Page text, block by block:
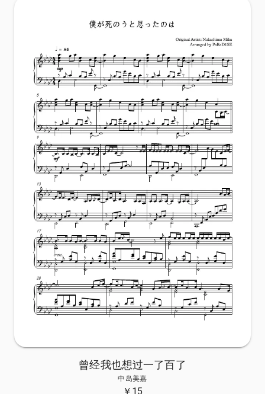
曾经我也想过一了百了
中岛美嘉
￥ 15